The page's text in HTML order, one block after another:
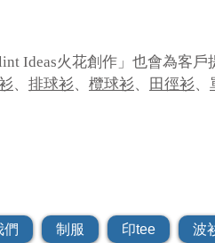
Ideas火花創作」也會為客戶
、 排球衫、 欖球衫、 田徑衫、
們 制服 印tee 波